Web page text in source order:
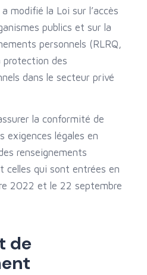
modifié la Loi sur l’accès
publics et sur la
personnels (RLRQ,
protection des
dans le secteur privé
la conformité de
exigences légales en
renseignements
celles qui sont entrées en
2022 et le 22 septembre
de